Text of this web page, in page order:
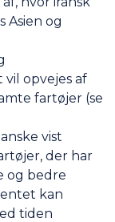
Asien og
opvejes af
fartøjer (se
vist
der har
og bedre
kan
tiden